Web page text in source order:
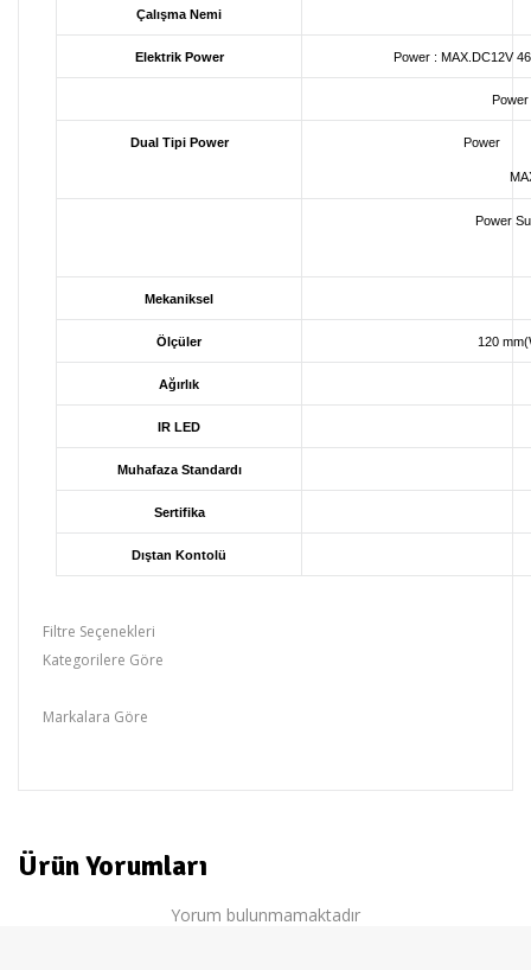
Çalışma Nemi
Elektrik Power Power : MAX.DC12V
Dual Tipi Power Power
Power
Mekaniksel
Ölçüler 120
Ağırlık
IR LED
Muhafaza Standardı
Sertifika
Dıştan Kontolü
Filtre Seçenekleri
Kategorilere Göre
Markalara Göre
Ürün Yorumları
Yorum bulunmamaktadır